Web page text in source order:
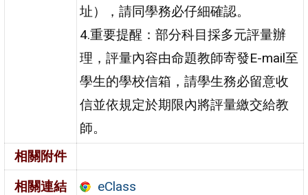
址），請同學務必仔細確認。
4.重要提醒：部分科目採多元評量辦
理，評量內容由命題教師寄發E-mail至
學生的學校信箱，請學生務必留意收
信並依規定於期限內將評量繳交給教
師。
相關附件
相關連結
eClass